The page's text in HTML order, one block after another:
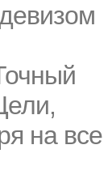
на все